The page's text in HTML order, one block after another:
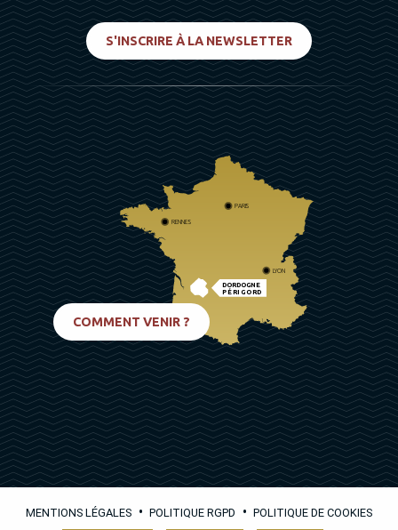
S'INSCRIRE À LA NEWSLETTER
DORDOGNE
PÉRIGORD
PARIS
RENNES
LYON
COMMENT VENIR ?
MENTIONS LÉGALES • POLITIQUE RGPD • POLITIQUE DE COOKIES